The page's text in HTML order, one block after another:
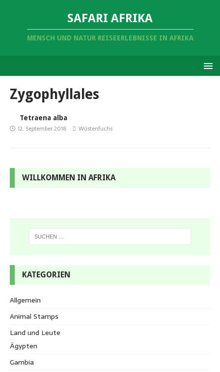
SAFARI AFRIKA
MENSCH UND NATUR REISEERLEBNISSE IN AFRIKA
Zygophyllales
Tetraena alba
12. September 2018 Wüstenfuchs
WILLKOMMEN IN AFRIKA
KATEGORIEN
Allgemein
Animal Stamps
Land und Leute
Ägypten
Gambia